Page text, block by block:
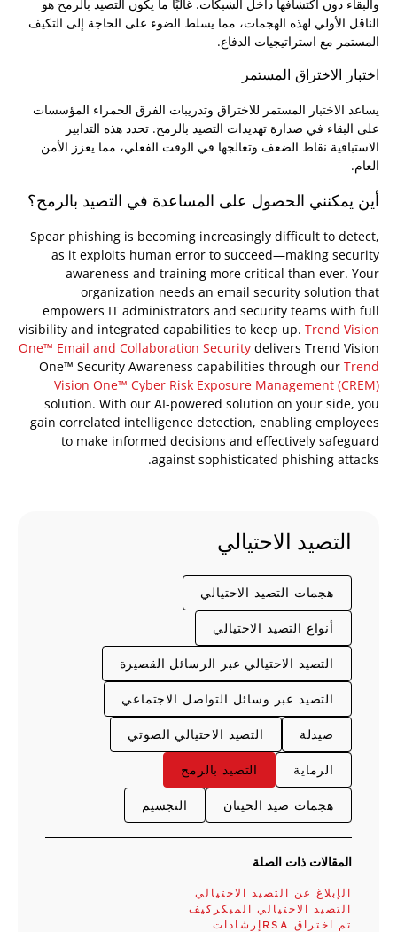
والبقاء دون اكتشافها داخل الشبكات. غالبًا ما يكون التصيد بالرمح هو
الناقل الأولي لهذه الهجمات، مما يسلط الضوء على الحاجة إلى التكيف
المستمر مع استراتيجيات الدفاع.
اختبار الاختراق المستمر
يساعد الاختبار المستمر للاختراق وتدريبات الفرق الحمراء المؤسسات
على البقاء في صدارة تهديدات التصيد بالرمح. تحدد هذه التدابير
الاستباقية نقاط الضعف وتعالجها في الوقت الفعلي، مما يعزز الأمن
العام.
أين يمكنني الحصول على المساعدة في التصيد بالرمح؟
Spear phishing is becoming increasingly difficult to detect,
as it exploits human error to succeed—making security
awareness and training more critical than ever. Your
organization needs an email security solution that
empowers IT administrators and security teams with full
visibility and integrated capabilities to keep up. Trend Vision
One™ Email and Collaboration Security delivers Trend Vision
One™ Security Awareness capabilities through our Trend
Vision One™ Cyber Risk Exposure Management (CREM)
solution. With our AI-powered solution on your side, you
gain correlated intelligence detection, enabling employees
to make informed decisions and effectively safeguard
against sophisticated phishing attacks.
التصيد الاحتيالي
هجمات التصيد الاحتيالي
أنواع التصيد الاحتيالي
التصيد الاحتيالي عبر الرسائل القصيرة
التصيد عبر وسائل التواصل الاجتماعي
صيدلة التصيد الاحتيالي الصوتي
الرماية التصيد بالرمح
هجمات صيد الحيتان التجسيم
المقالات ذات الصلة
الإبلاغ عن التصيد الاحتيالي
التصيد الاحتيالي المبكركيف
تم اختراق RSAإرشادات